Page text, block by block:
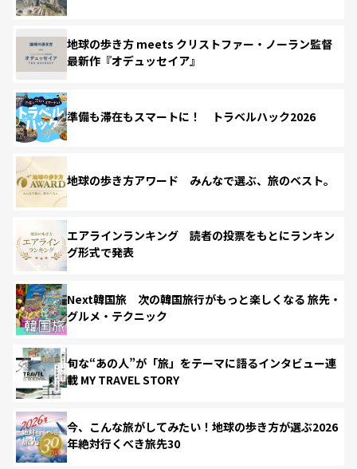
地球の歩き方 meets クリストファー・ノーラン監督
最新作『オデュッセイア』
準備も滞在もスマートに！ トラベルハック2026
地球の歩き方アワード みんなで選ぶ、旅のベスト。
エアラインランキング 読者の投票をもとにランキン
グ形式で発表
Next韓国旅 次の韓国旅行がもっと楽しくなる 旅先・
グルメ・テクニック
旬な“あの人”が「旅」をテーマに語るインタビュー連
載 MY TRAVEL STORY
今、こんな旅がしてみたい！地球の歩き方が選ぶ2026
年絶対行くべき旅先30